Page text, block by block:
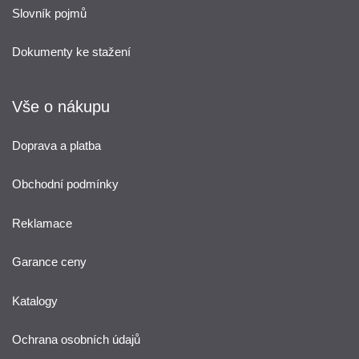
Slovník pojmů
Dokumenty ke stažení
Vše o nákupu
Doprava a platba
Obchodní podmínky
Reklamace
Garance ceny
Katalogy
Ochrana osobních údajů